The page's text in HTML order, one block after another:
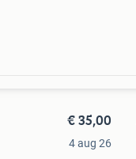
€ 35,00
4 aug 26